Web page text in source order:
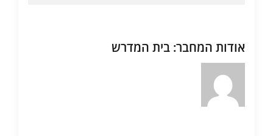
אודות המחבר: בית המדרש